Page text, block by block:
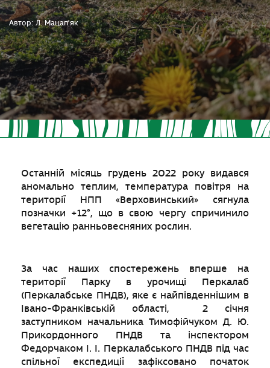
Автор: Л. Мацап’як
Останній місяць грудень 2022 року видався
аномально теплим, температура повітря на
території НПП «Верховинський» сягнула
позначки +12°, що в свою чергу спричинило
вегетацію ранньовесняних рослин.
За час наших спостережень вперше на
території Парку в урочищі Перкалаб
(Перкалабське ПНДВ), яке є найпівденнішим в
Івано-Франківській області, 2 січня
заступником начальника Тимофійчуком Д. Ю.
Прикордонного ПНДВ та інспектором
Федорчаком І. І. Перкалабського ПНДВ під час
спільної експедиції зафіксовано початок